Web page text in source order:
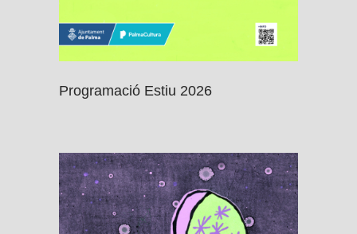
Programació Estiu 2026